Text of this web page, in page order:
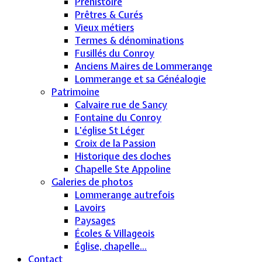
Prêtres & Curés
Vieux métiers
Termes & dénominations
Fusillés du Conroy
Anciens Maires de Lommerange
Lommerange et sa Généalogie
Patrimoine
Calvaire rue de Sancy
Fontaine du Conroy
L'église St Léger
Croix de la Passion
Historique des cloches
Chapelle Ste Appoline
Galeries de photos
Lommerange autrefois
Lavoirs
Paysages
Écoles & Villageois
Église, chapelle...
Contact